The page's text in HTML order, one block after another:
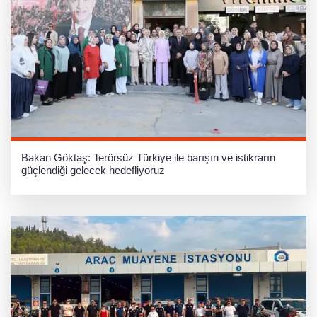
Bakan Göktaş: Terörsüz Türkiye ile barışın ve istikrarın
güçlendiği gelecek hedefliyoruz